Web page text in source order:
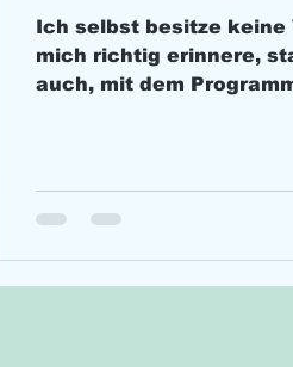
Ich selbst besitze keine
mich richtig erinnere,
auch, mit dem